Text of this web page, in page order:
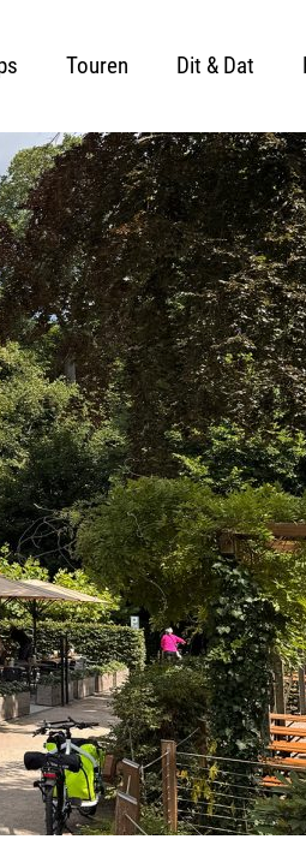
Touren Dit & Dat